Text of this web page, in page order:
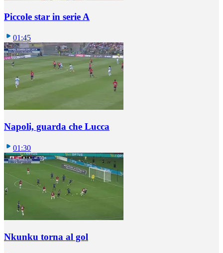
Piccole star in serie A
01:45
Napoli, guarda che Lucca
01:30
Nkunku torna al gol